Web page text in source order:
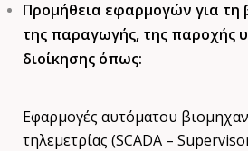
Προμήθεια εφαρμογών για τη
της παραγωγής, της παροχής
διοίκησης όπως:
Εφαρμογές αυτόματου
τηλεμετρίας (SCADA –